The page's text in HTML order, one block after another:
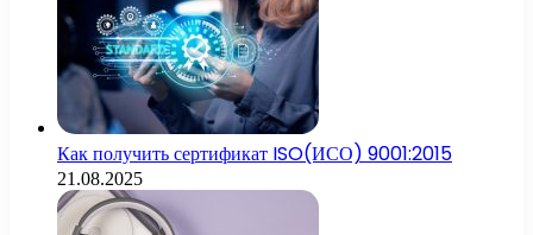
Как получить сертификат ISO(ИСО) 9001:2015
21.08.2025